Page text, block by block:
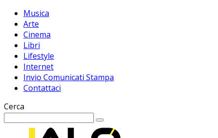
Musica
Arte
Cinema
Libri
Lifestyle
Internet
Invio Comunicati Stampa
Contattaci
Cerca